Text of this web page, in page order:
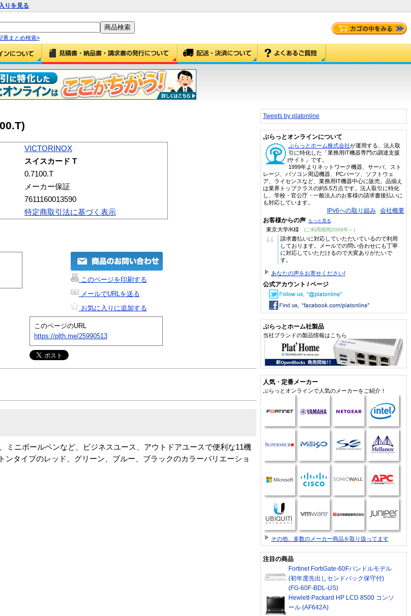
りを見る
番まとめ検索»
VICTORINOX
スイスカード T
0.7100.T
メーカー保証
7611160013590
特定商取引法に基づく表示
このページを印刷する
メールでURLを送る
お気に入りに追加する
このページのURL
https://plth.me/25990513
ミニボールペンなど、ビジネスユース、アウトドアユースで便利な11機
タイプのレッド、グリーン、ブルー、ブラックのカラーバリエーショ
Tweets by platonline
ぷらっとオンラインについて
ぷらっとホーム株式会社が運用する、法人取
引に特化した「業務用IT機器専門の調達支援
サイト」です。
1999年よりネットワーク機器、サーバ、スト
レージ、パソコン周辺機器、PCパーツ、ソフトウェ
ア、ライセンスなど、業務用IT機器中心に販売。品揃え
は業界トップクラスの約5.5万点です。法人取引に特化
し、学校・官公庁・一般法人のお客様の請求書後払いに
も対応しています。
IPv6への取り組み 会社概要
お客様からの声 もっと見る
東京大学/K様 (ご利用期間2009年～)
“
請求書払いに対応していただいているので利用
しております。メールでの問い合わせにも丁寧
に対応していただけるので大変ありがたいで
す。
あなたの声をお寄せください!
公式アカウント / ページ
ぷらっとホーム社製品
当社ブランドの製品情報はこちら
人気・定番メーカー
ぷらっとオンラインで人気のメーカーをご紹介！
その他、多数のメーカー商品を取り扱ってます
注目の商品
Fortinet FortiGate-60Fバンドルモデル
(初年度先出しセンドバック保守付)
(FG-60F-BDL-US)
Hewlett-Packard HP LCD 8500 コンソ
ール (AF642A)